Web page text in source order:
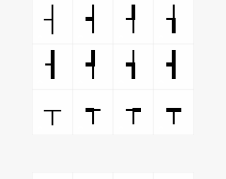
┤ ┥ ┦
┧
┨
┩ ┪
┫
┬
┭ ┮ ┯